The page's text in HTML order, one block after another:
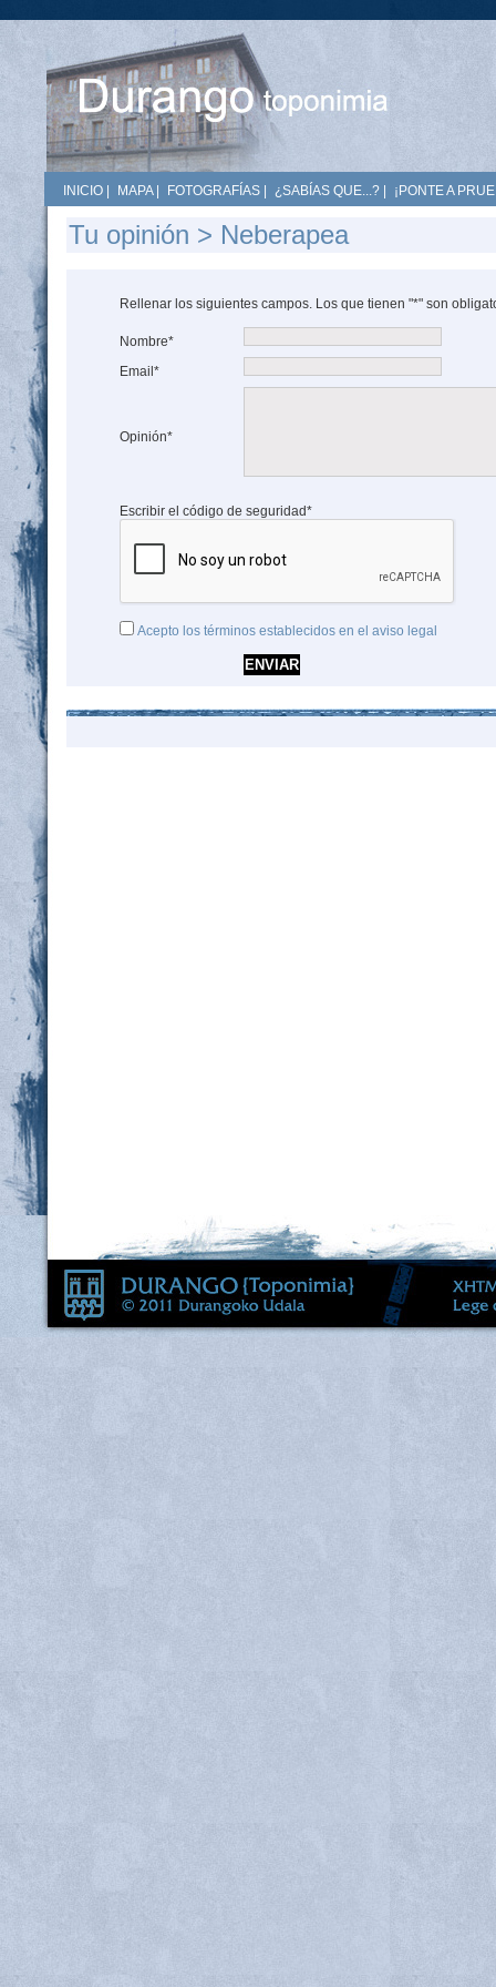
INICIO MAPA| FOTOGRAFÍAS ¿SABÍAS QUE...? ¡PONTE A
Tu opinión > Neberapea
Rellenar los siguientes campos. Los que tienen "*" son
Nombre*
Email*
Opinión*
Escribir el código de seguridad*
Acepto los términos establecidos en el aviso legal